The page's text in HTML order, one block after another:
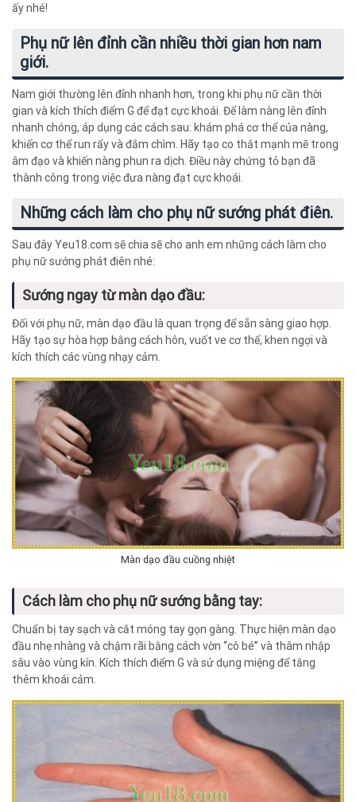
ấy nhé!
Phụ nữ lên đỉnh cần nhiều thời gian hơn nam
giới.
Nam giới thường lên đỉnh nhanh hơn, trong khi phụ nữ cần thời
gian và kích thích điểm G để đạt cực khoái. Để làm nàng lên đỉnh
nhanh chóng, áp dụng các cách sau: khám phá cơ thể của nàng,
khiến cơ thể run rẩy và đắm chìm. Hãy tạo co thắt mạnh mẽ trong
âm đạo và khiến nàng phun ra dịch. Điều này chứng tỏ bạn đã
thành công trong việc đưa nàng đạt cực khoái.
Những cách làm cho phụ nữ sướng phát điên.
Sau đây Yeu18.com sẽ chia sẽ cho anh em những cách làm cho
phụ nữ sướng phát điên nhé:
Sướng ngay từ màn dạo đầu:
Đối với phụ nữ, màn dạo đầu là quan trọng để sẵn sàng giao hợp.
Hãy tạo sự hòa hợp bằng cách hôn, vuốt ve cơ thể, khen ngợi và
kích thích các vùng nhạy cảm.
Màn dạo đầu cuồng nhiệt
Cách làm cho phụ nữ sướng bằng tay:
Chuẩn bị tay sạch và cắt móng tay gọn gàng. Thực hiện màn dạo
đầu nhẹ nhàng và chậm rãi bằng cách vờn “cô bé” và thâm nhập
sâu vào vùng kín. Kích thích điểm G và sử dụng miệng để tăng
thêm khoái cảm.